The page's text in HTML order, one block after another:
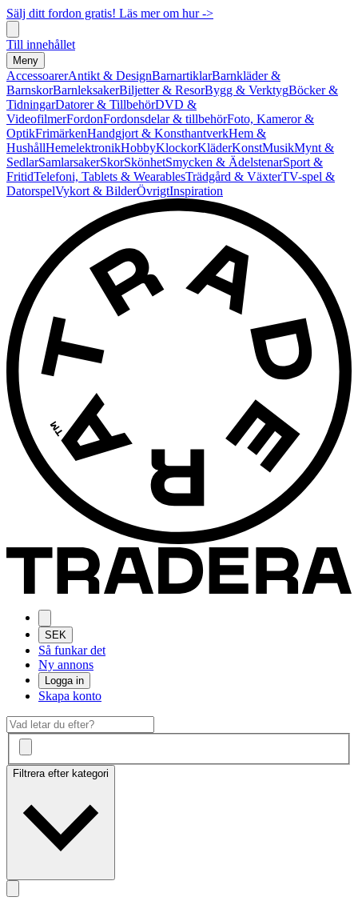
Sälj ditt fordon gratis! Läs mer om hur ->
Till innehållet
Meny
AccessoarerAntikt & DesignBarnartiklarBarnkläder &
BarnskorBarnleksakerBiljetter & ResorBygg & VerktygBöcker &
TidningarDatorer & TillbehörDVD &
VideofilmerFordonFordonsdelar & tillbehörFoto, Kameror &
OptikFrimärkenHandgjort & KonsthantverkHem &
HushållHemelektronikHobbyKlockorKläderKonstMusikMynt &
SedlarSamlarsakerSkorSkönhetSmycken & ÄdelstenarSport &
FritidTelefoni, Tablets & WearablesTrädgård & VäxterTV-spel &
DatorspelVykort & BilderÖvrigtInspiration
SEK
Så funkar det
Ny annons
Logga in
Skapa konto
Filtrera efter kategori